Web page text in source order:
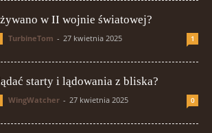
w II wojnie światowej?
TurbineTom - 27 kwietnia 2025 1
starty i lądowania z bliska?
WingWatcher - 27 kwietnia 2025 0